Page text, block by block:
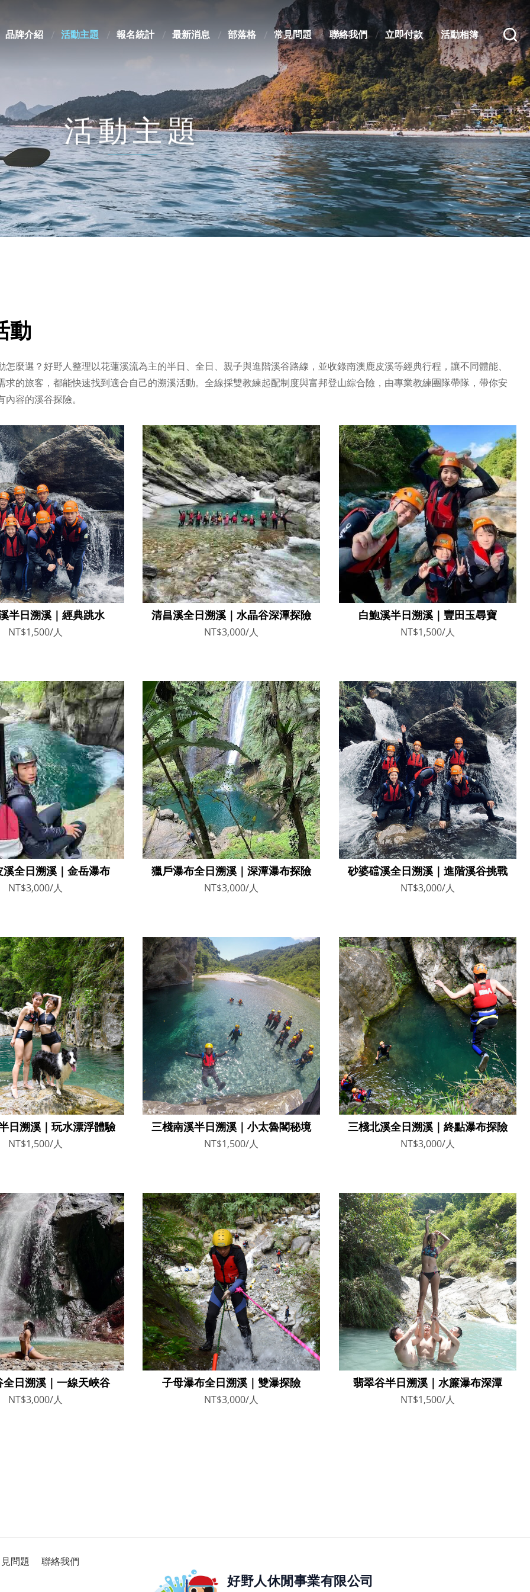
品牌介紹 活動主題 報名統計 最新消息 部落格 常見問題 聯絡我們 立即付款 活動相簿
活動主題
動
怎麼選？好野人整理以花蓮溪流為主的半日、全日、親子與進階溪谷路線，並收錄南澳鹿皮溪等經典行程，讓不同體能、
求的旅客，都能快速找到適合自己的溯溪活動。全線採雙教練起配制度與富邦登山綜合險，由專業教練團隊帶隊，帶你安
容的溪谷探險。
半日溯溪｜經典跳水
NT$1,500/人
清昌溪全日溯溪｜水晶谷深潭探險
NT$3,000/人
白鮑溪半日溯溪｜豐田玉尋寶
NT$1,500/人
溪全日溯溪｜金岳瀑布
NT$3,000/人
獵戶瀑布全日溯溪｜深潭瀑布探險
NT$3,000/人
砂婆礑溪全日溯溪｜進階溪谷挑戰
NT$3,000/人
日溯溪｜玩水漂浮體驗
NT$1,500/人
三棧南溪半日溯溪｜小太魯閣秘境
NT$1,500/人
三棧北溪全日溯溪｜終點瀑布探險
NT$3,000/人
全日溯溪｜一線天峽谷
NT$3,000/人
子母瀑布全日溯溪｜雙瀑探險
NT$3,000/人
翡翠谷半日溯溪｜水簾瀑布深潭
NT$1,500/人
問題 聯絡我們
好野人休閒事業有限公司